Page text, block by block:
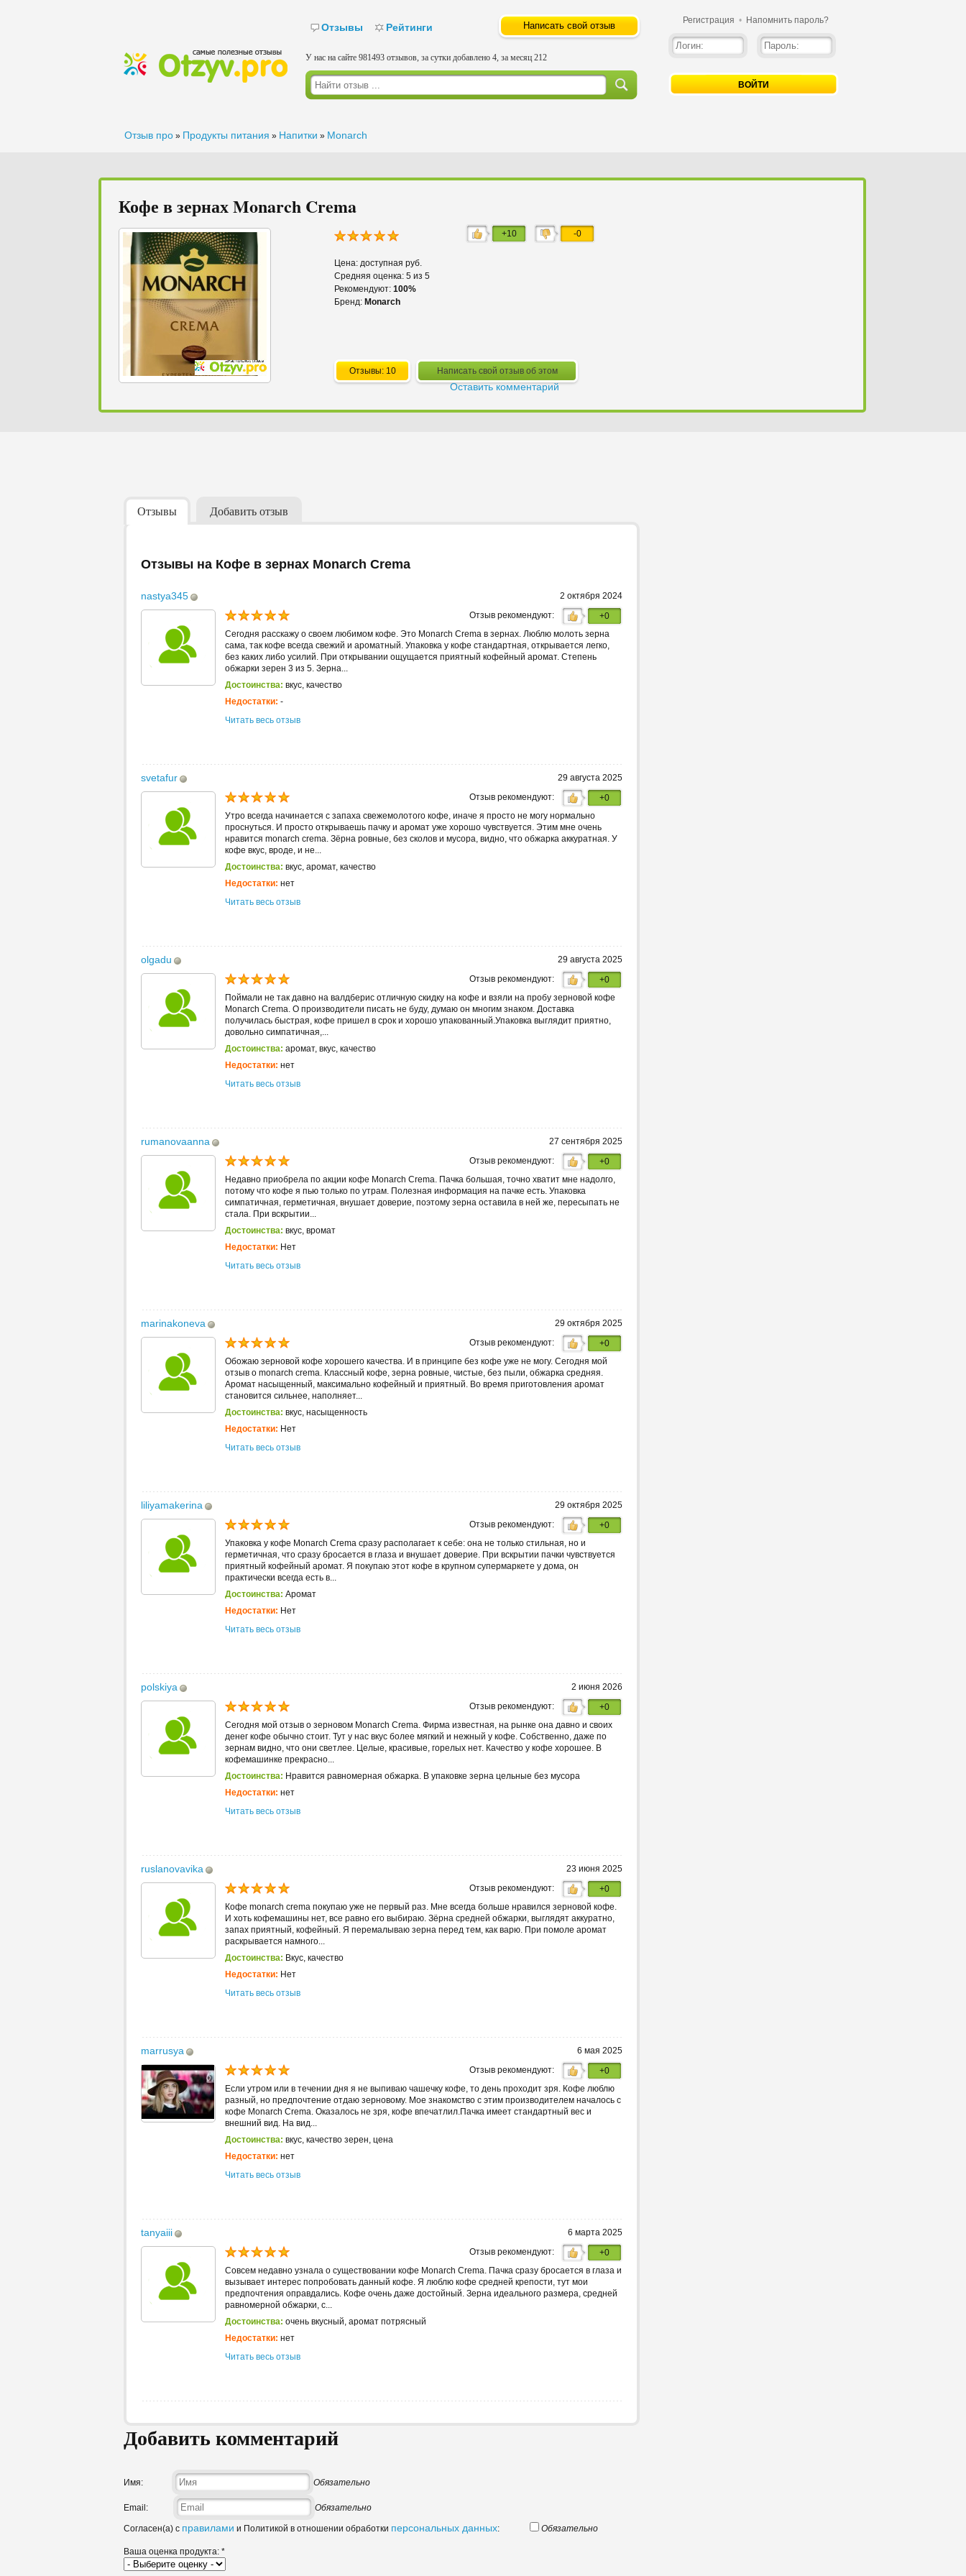
Отзывы Рейтинги Написать свой отзыв
У нас на сайте 981493 отзывов, за сутки добавлено 4, за месяц 212
Регистрация • Напомнить пароль?
ВОЙТИ
Отзыв про » Продукты питания » Напитки » Monarch
Кофе в зернах Monarch Crema
+10 -0
Цена: доступная руб.
Средняя оценка: 5 из 5
Рекомендуют: 100%
Бренд: Monarch
Отзывы: 10 Написать свой отзыв об этом
Оставить комментарий
Отзывы Добавить отзыв
Отзывы на Кофе в зернах Monarch Crema
nastya345
2 октября 2024
Отзыв рекомендуют:
+0
Сегодня расскажу о своем любимом кофе. Это Monarch Crema в зернах. Люблю молоть зерна
сама, так кофе всегда свежий и ароматный. Упаковка у кофе стандартная, открывается легко,
без каких либо усилий. При открывании ощущается приятный кофейный аромат. Степень
обжарки зерен 3 из 5. Зерна...
Достоинства: вкус, качество
Недостатки: -
Читать весь отзыв
svetafur
29 августа 2025
Отзыв рекомендуют:
+0
Утро всегда начинается с запаха свежемолотого кофе, иначе я просто не могу нормально
проснуться. И просто открываешь пачку и аромат уже хорошо чувствуется. Этим мне очень
нравится monarch crema. Зёрна ровные, без сколов и мусора, видно, что обжарка аккуратная. У
кофе вкус, вроде, и не...
Достоинства: вкус, аромат, качество
Недостатки: нет
Читать весь отзыв
olgadu
29 августа 2025
Отзыв рекомендуют:
+0
Поймали не так давно на валдберис отличную скидку на кофе и взяли на пробу зерновой кофе
Monarch Crema. О производители писать не буду, думаю он многим знаком. Доставка
получилась быстрая, кофе пришел в срок и хорошо упакованный.Упаковка выглядит приятно,
довольно симпатичная,...
Достоинства: аромат, вкус, качество
Недостатки: нет
Читать весь отзыв
rumanovaanna
27 сентября 2025
Отзыв рекомендуют:
+0
Недавно приобрела по акции кофе Monarch Crema. Пачка большая, точно хватит мне надолго,
потому что кофе я пью только по утрам. Полезная информация на пачке есть. Упаковка
симпатичная, герметичная, внушает доверие, поэтому зерна оставила в ней же, пересыпать не
стала. При вскрытии...
Достоинства: вкус, вромат
Недостатки: Нет
Читать весь отзыв
marinakoneva
29 октября 2025
Отзыв рекомендуют:
+0
Обожаю зерновой кофе хорошего качества. И в принципе без кофе уже не могу. Сегодня мой
отзыв о monarch crema. Классный кофе, зерна ровные, чистые, без пыли, обжарка средняя.
Аромат насыщенный, максимально кофейный и приятный. Во время приготовления аромат
становится сильнее, наполняет...
Достоинства: вкус, насыщенность
Недостатки: Нет
Читать весь отзыв
liliyamakerina
29 октября 2025
Отзыв рекомендуют:
+0
Упаковка у кофе Monarch Crema сразу располагает к себе: она не только стильная, но и
герметичная, что сразу бросается в глаза и внушает доверие. При вскрытии пачки чувствуется
приятный кофейный аромат. Я покупаю этот кофе в крупном супермаркете у дома, он
практически всегда есть в...
Достоинства: Аромат
Недостатки: Нет
Читать весь отзыв
polskiya
2 июня 2026
Отзыв рекомендуют:
+0
Сегодня мой отзыв о зерновом Monarch Crema. Фирма известная, на рынке она давно и своих
денег кофе обычно стоит. Тут у нас вкус более мягкий и нежный у кофе. Собственно, даже по
зернам видно, что они светлее. Целые, красивые, горелых нет. Качество у кофе хорошее. В
кофемашинке прекрасно...
Достоинства: Нравится равномерная обжарка. В упаковке зерна цельные без мусора
Недостатки: нет
Читать весь отзыв
ruslanovavika
23 июня 2025
Отзыв рекомендуют:
+0
Кофе monarch crema покупаю уже не первый раз. Мне всегда больше нравился зерновой кофе.
И хоть кофемашины нет, все равно его выбираю. Зёрна средней обжарки, выглядят аккуратно,
запах приятный, кофейный. Я перемалываю зерна перед тем, как варю. При помоле аромат
раскрывается намного...
Достоинства: Вкус, качество
Недостатки: Нет
Читать весь отзыв
marrusya
6 мая 2025
Отзыв рекомендуют:
+0
Если утром или в течении дня я не выпиваю чашечку кофе, то день проходит зря. Кофе люблю
разный, но предпочтение отдаю зерновому. Мое знакомство с этим производителем началось с
кофе Monarch Crema. Оказалось не зря, кофе впечатлил.Пачка имеет стандартный вес и
внешний вид. На вид...
Достоинства: вкус, качество зерен, цена
Недостатки: нет
Читать весь отзыв
tanyaiii
6 марта 2025
Отзыв рекомендуют:
+0
Совсем недавно узнала о существовании кофе Monarch Crema. Пачка сразу бросается в глаза и
вызывает интерес попробовать данный кофе. Я люблю кофе средней крепости, тут мои
предпочтения оправдались. Кофе очень даже достойный. Зерна идеального размера, средней
равномерной обжарки, с...
Достоинства: очень вкусный, аромат потрясный
Недостатки: нет
Читать весь отзыв
Добавить комментарий
Имя: Обязательно
Email: Обязательно
Согласен(а) с правилами и Политикой в отношении обработки персональных данных: Обязательно
Ваша оценка продукта: *